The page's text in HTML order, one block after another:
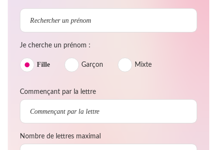
Je cherche un prénom :
Fille Garçon Mixte
Commençant par la lettre
Nombre de lettres maximal